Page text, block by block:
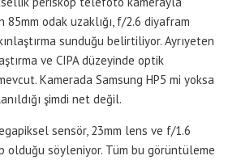
85mm odak uzaklığı, f/2.6 diyafram
sunduğu belirtiliyor. Ayrıyeten
ve CIPA düzeyinde optik
Kamerada Samsung HP5 mi yoksa
şimdi net değil.
sensör, 23mm lens ve f/1.6
olduğu söyleniyor. Tüm bu görüntüleme